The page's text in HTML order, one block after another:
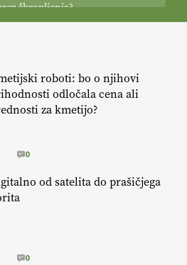
škropljenja?
ekološka kmetija
LIGA PRVAKOV: POMLADITEV
LIGA PRVAKOV: UKRAJINA vs.
ekološka kmetija
roboti: bo o njihovi
odločala cena ali
za kmetijo?
0
od satelita do prašičjega
0